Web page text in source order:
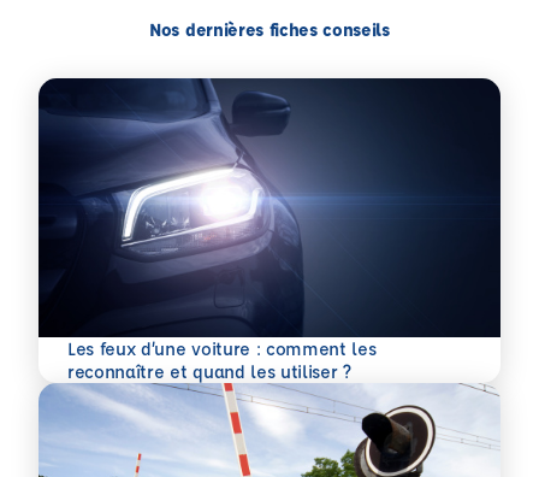
Nos dernières fiches conseils
Les feux d’une voiture : comment les
reconnaître et quand les utiliser ?
En savoir plus